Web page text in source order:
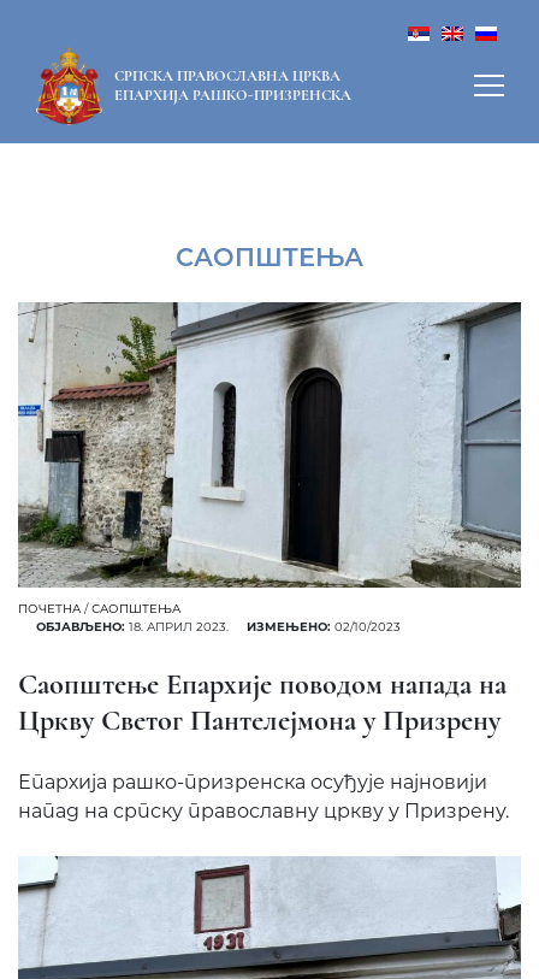
СРПСКА ПРАВОСЛАВНА ЦРКВА
ЕПАРХИЈА РАШКО-ПРИЗРЕНСКА
САОПШТЕЊА
ПОЧЕТНА /САОПШТЕЊА
ОБЈАВЉЕНО: 18. АПРИЛ 2023. ИЗМЕЊЕНО: 02/10/2023
Саопштење Епархије поводом напада на
Цркву Светог Пантелејмона у Призрену
Епархија рашко-призренска осуђује најновији
напад на српску православну цркву у Призрену.